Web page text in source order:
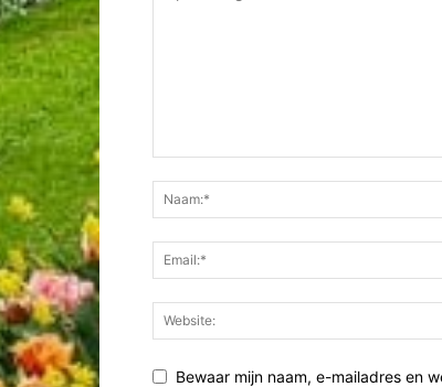
Bewaar mijn naam, e-mailadres en